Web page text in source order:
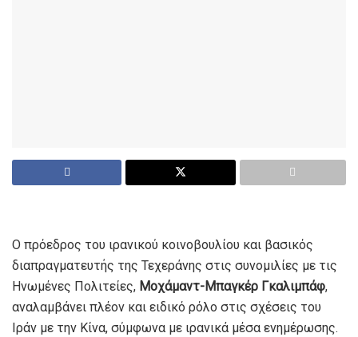
Ο πρόεδρος του ιρανικού κοινοβουλίου και βασικός
διαπραγματευτής της Τεχεράνης στις συνομιλίες με τις
Ηνωμένες Πολιτείες, Μοχάμαντ-Μπαγκέρ Γκαλιμπάφ,
αναλαμβάνει πλέον και ειδικό ρόλο στις σχέσεις του
Ιράν με την Κίνα, σύμφωνα με ιρανικά μέσα ενημέρωσης.